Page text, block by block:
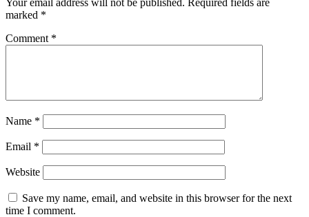
marked *
Comment *
Name *
Email *
Website
Save my name, email, and website in this browser for the next
time I comment.